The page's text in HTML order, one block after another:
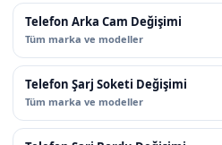
Telefon Arka Cam Değişimi
Tüm marka ve modeller
Telefon Şarj Soketi Değişimi
Tüm marka ve modeller